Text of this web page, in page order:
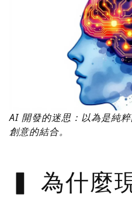
AI 開發的迷思：以為是純
創意的結合。
為什麼